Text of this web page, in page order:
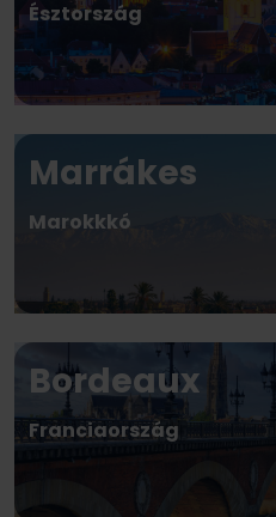
Észtország
Marrákes
Marokkkó
Bordeaux
Franciaország